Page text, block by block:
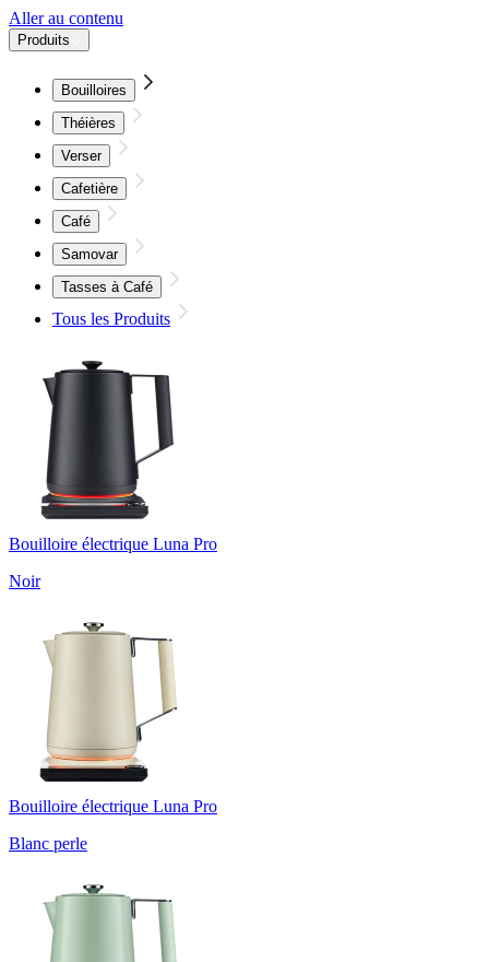
Aller au contenu
Produits
Bouilloires
Théières
Verser
Cafetière
Café
Samovar
Tasses à Café
Tous les Produits
Bouilloire électrique Luna Pro
Noir
Bouilloire électrique Luna Pro
Blanc perle